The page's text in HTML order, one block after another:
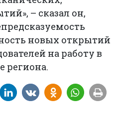
– сказал он,
новых открытий
на работу в
региона.